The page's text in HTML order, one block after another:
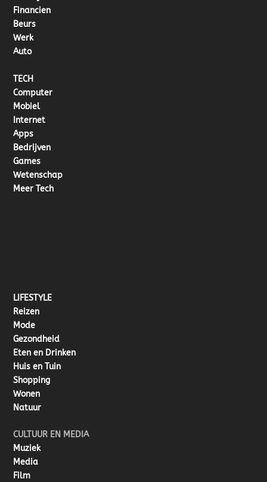
Financien
Beurs
Werk
Auto
TECH
Computer
Mobiel
Internet
Apps
Bedrijven
Games
Wetenschap
Meer Tech
LIFESTYLE
Reizen
Mode
Gezondheid
Eten en Drinken
Huis en Tuin
Shopping
Wonen
Natuur
CULTUUR EN MEDIA
Muziek
Media
Film